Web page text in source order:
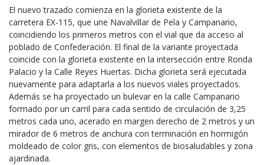
El nuevo trazado comienza en la glorieta existente de la
carretera EX-115, que une Navalvillar de Pela y Campanario,
coincidiendo los primeros metros con el vial que da acceso al
poblado de Confederación. El final de la variante proyectada
coincide con la glorieta existente en la intersección entre Ronda
Palacio y la Calle Reyes Huertas. Dicha glorieta será ejecutada
nuevamente para adaptarla a los nuevos viales proyectados.
Además se ha proyectado un bulevar en la calle Campanario
formado por un carril para cada sentido de circulación de 3,25
metros cada uno, acerado en margen derecho de 2 metros y un
mirador de 6 metros de anchura con terminación en hormigón
moldeado de color gris, con elementos de biosaludables y zona
ajardinada.